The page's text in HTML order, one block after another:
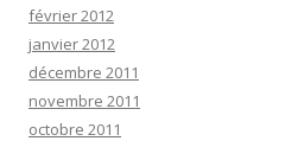
février 2012
janvier 2012
décembre 2011
novembre 2011
octobre 2011